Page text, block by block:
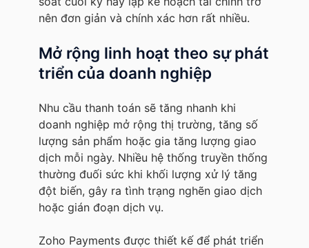
nên đơn giản và chính xác hơn rất nhiều.
Mở rộng linh hoạt theo sự phát
triển của doanh nghiệp
Nhu cầu thanh toán sẽ tăng nhanh khi
doanh nghiệp mở rộng thị trường, tăng số
lượng sản phẩm hoặc gia tăng lượng giao
dịch mỗi ngày. Nhiều hệ thống truyền thống
thường đuối sức khi khối lượng xử lý tăng
đột biến, gây ra tình trạng nghẽn giao dịch
hoặc gián đoạn dịch vụ.
Zoho Payments được thiết kế để phát triển